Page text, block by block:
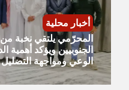
أخبار محلية
المحرّمي يلتقي نخبة من
الجنوبيين ويؤكد أهمية
الوعي ومواجهة